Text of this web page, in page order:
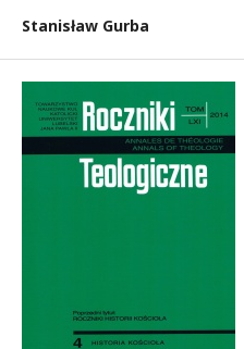
Stanisław Gurba